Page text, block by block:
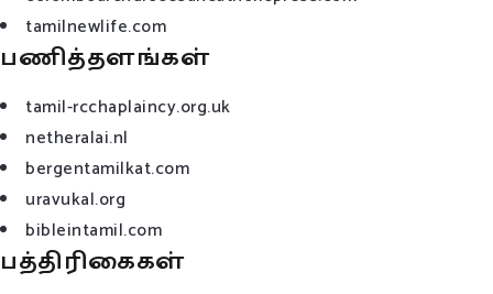
tamilnewlife.com
பணித்தளங்கள்
tamil-rcchaplaincy.org.uk
netheralai.nl
bergentamilkat.com
uravukal.org
bibleintamil.com
பத்திரிகைகள்